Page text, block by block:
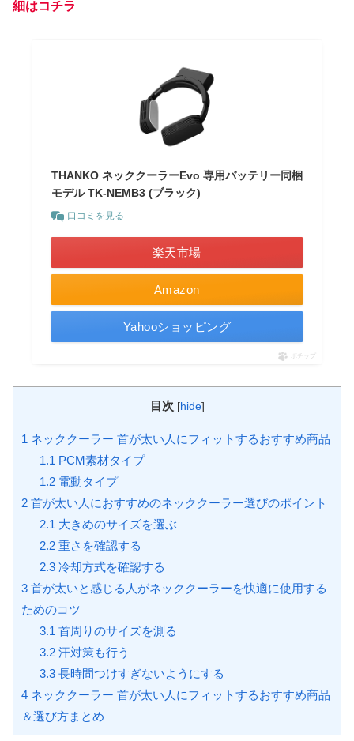
細はコチラ
THANKO ネッククーラーEvo 専用バッテリー同梱
モデル TK-NEMB3 (ブラック)
口コミを見る
Amazon
楽天市場
Yahooショッピング
ポチップ
目次 [hide]
1 ネッククーラー 首が太い人にフィットするおすすめ商品
1.1 PCM素材タイプ
1.2電動タイプ
2 首が太い人におすすめのネッククーラー選びのポイント
2.1 大きめのサイズを選ぶ
2.2重さを確認する
2.3冷却方式を確認する
3 首が太いと感じる人がネッククーラーを快適に使用する
ためのコツ
3.1 首周りのサイズを測る
3.2汗対策も行う
3.3長時間つけすぎないようにする
4 ネッククーラー 首が太い人にフィットするおすすめ商品
＆選び方まとめ